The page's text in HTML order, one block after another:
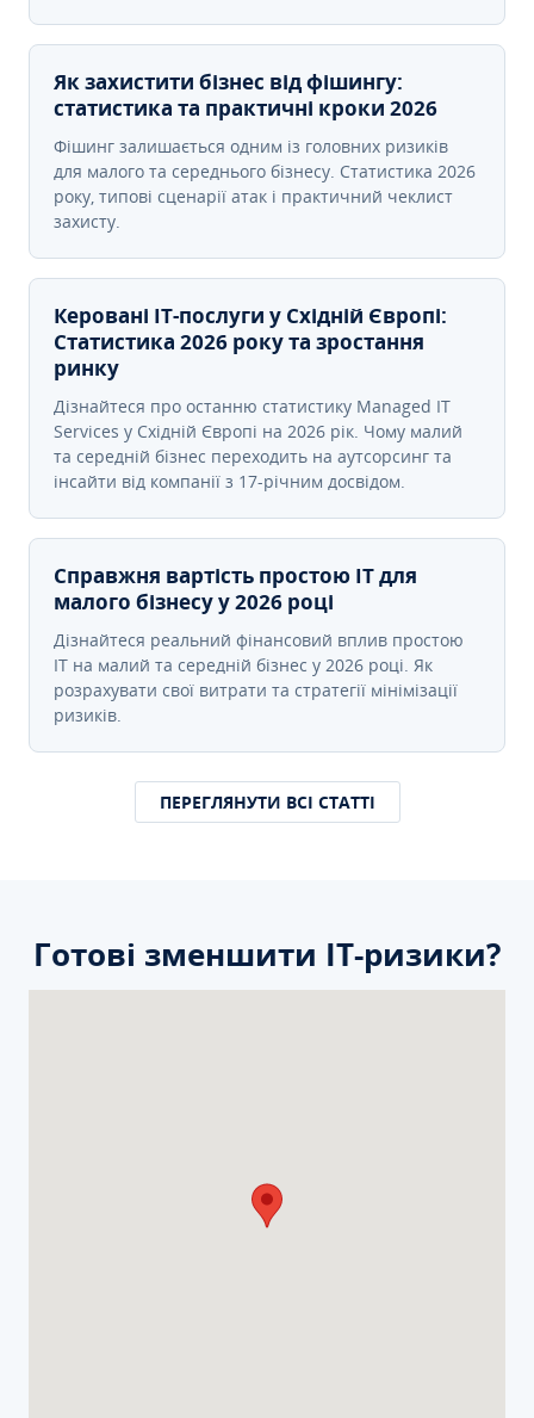
Як захистити бізнес від фішингу:
статистика та практичні кроки 2026
Фішинг залишається одним із головних ризиків
для малого та середнього бізнесу. Статистика 2026
року, типові сценарії атак і практичний чеклист
захисту.
Керовані ІТ-послуги у Східній Європі:
Статистика 2026 року та зростання
ринку
Дізнайтеся про останню статистику Managed IT
Services у Східній Європі на 2026 рік. Чому малий
та середній бізнес переходить на аутсорсинг та
інсайти від компанії з 17-річним досвідом.
Справжня вартість простою IT для
малого бізнесу у 2026 році
Дізнайтеся реальний фінансовий вплив простою
IT на малий та середній бізнес у 2026 році. Як
розрахувати свої витрати та стратегії мінімізації
ризиків.
ПЕРЕГЛЯНУТИ ВСІ СТАТТІ
Готові зменшити ІТ-ризики?